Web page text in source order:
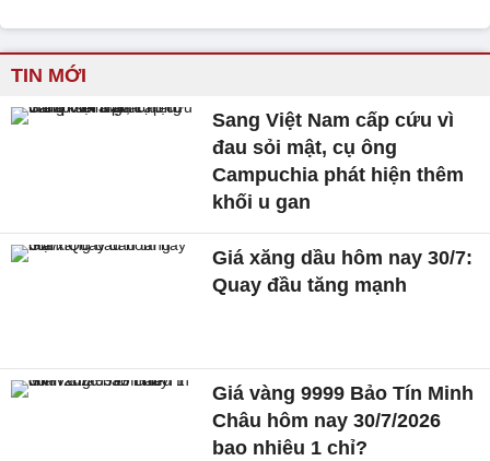
TIN MỚI
Sang Việt Nam cấp cứu vì
đau sỏi mật, cụ ông
Campuchia phát hiện thêm
khối u gan
Giá xăng dầu hôm nay 30/7:
Quay đầu tăng mạnh
Giá vàng 9999 Bảo Tín Minh
Châu hôm nay 30/7/2026
bao nhiêu 1 chỉ?